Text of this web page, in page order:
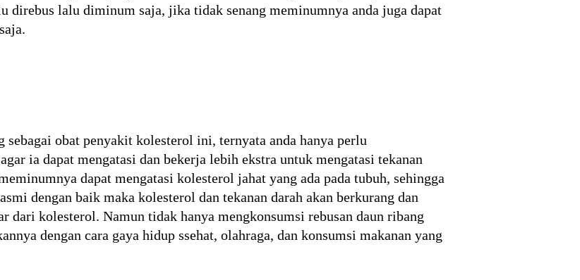
direbus lalu diminum saja, jika tidak senang meminumnya anda juga dapat
sebagai obat penyakit kolesterol ini, ternyata anda hanya perlu
ia dapat mengatasi dan bekerja lebih ekstra untuk mengatasi tekanan
dapat mengatasi kolesterol jahat yang ada pada tubuh, sehingga
dengan baik maka kolesterol dan tekanan darah akan berkurang dan
dari kolesterol. Namun tidak hanya mengkonsumsi rebusan daun ribang
dengan cara gaya hidup ssehat, olahraga, dan konsumsi makanan yang